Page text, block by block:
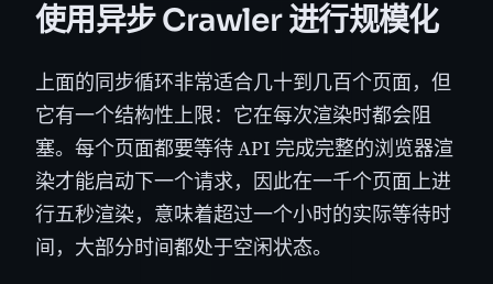
使用异步 Crawler 进行规模化
上面的同步循环非常适合几十到几百个页面，但
它有一个结构性上限：它在每次渲染时都会阻
塞。每个页面都要等待 API 完成完整的浏览器渲
染才能启动下一个请求，因此在一千个页面上进
行五秒渲染，意味着超过一个小时的实际等待时
间，大部分时间都处于空闲状态。